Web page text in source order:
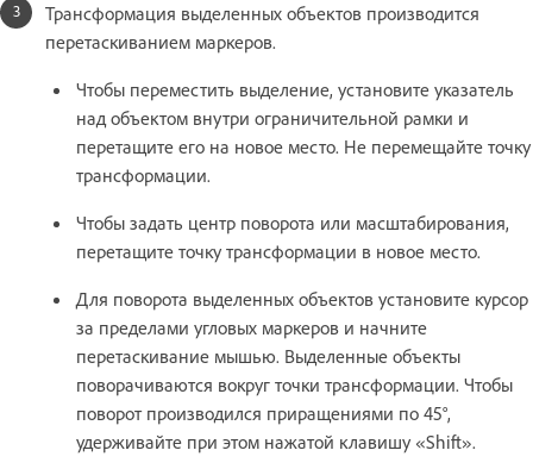
Трансформация выделенных объектов производится
перетаскиванием маркеров.
Чтобы переместить выделение, установите указатель
над объектом внутри ограничительной рамки и
перетащите его на новое место. Не перемещайте точку
трансформации.
Чтобы задать центр поворота или масштабирования,
перетащите точку трансформации в новое место.
Для поворота выделенных объектов установите курсор
за пределами угловых маркеров и начните
перетаскивание мышью. Выделенные объекты
поворачиваются вокруг точки трансформации. Чтобы
поворот производился приращениями по 45°,
удерживайте при этом нажатой клавишу «Shift».